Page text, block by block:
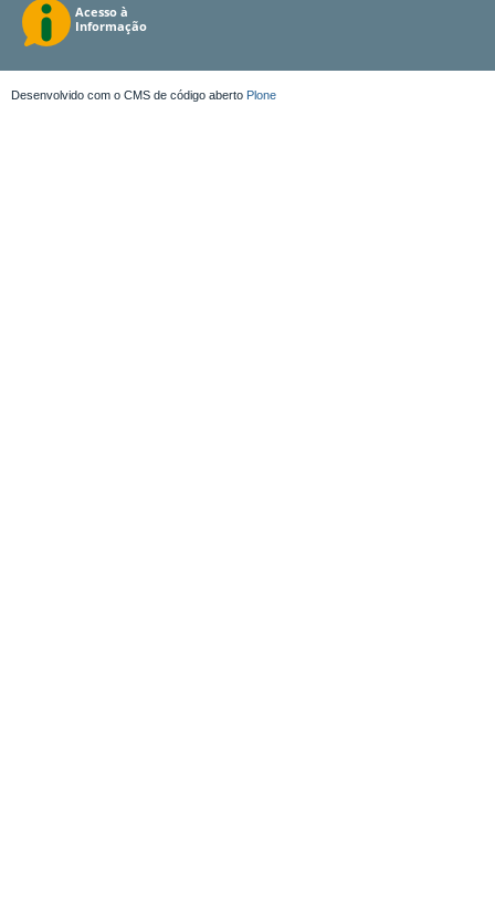
Desenvolvido com o CMS de código aberto Plone